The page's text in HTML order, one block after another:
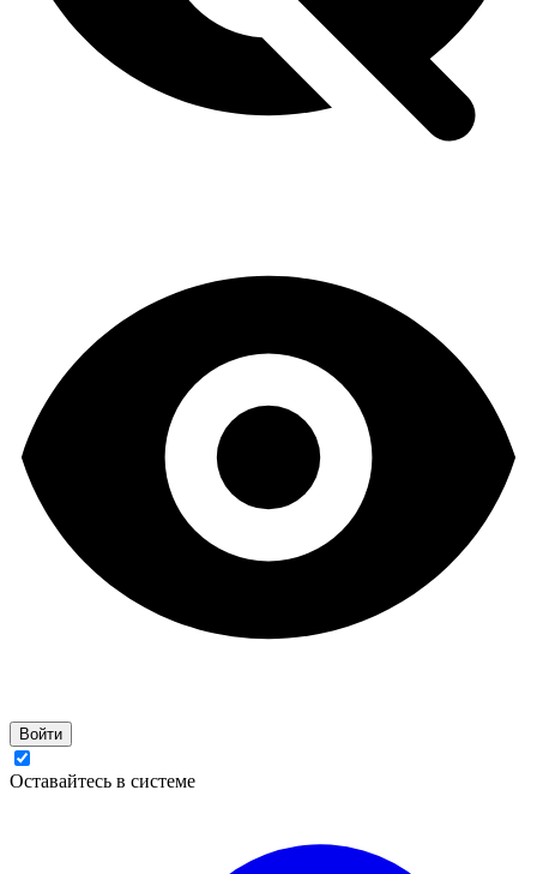
Войти
Оставайтесь в системе